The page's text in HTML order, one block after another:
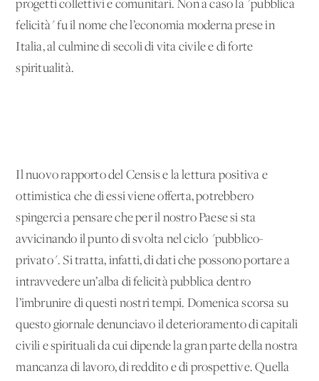
progetti collettivi e comunitari. Non a caso la "pubblica
felicità" fu il nome che l’economia moderna prese in
Italia, al culmine di secoli di vita civile e di forte
spiritualità.
Il nuovo rapporto del Censis e la lettura positiva e
ottimistica che di essi viene offerta, potrebbero
spingerci a pensare che per il nostro Paese si sta
avvicinando il punto di svolta nel ciclo "pubblico-
privato". Si tratta, infatti, di dati che possono portare a
intravvedere un’alba di felicità pubblica dentro
l’imbrunire di questi nostri tempi. Domenica scorsa su
questo giornale denunciavo il deterioramento di capitali
civili e spirituali da cui dipende la gran parte della nostra
mancanza di lavoro, di reddito e di prospettive. Quella